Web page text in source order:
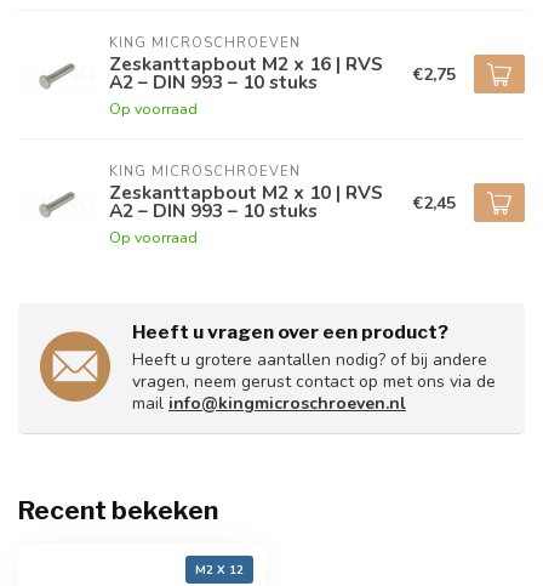
KING MICROSCHROEVEN
Zeskanttapbout M2 x 16 | RVS
A2 – DIN 993 – 10 stuks
Op voorraad
€2,75
KING MICROSCHROEVEN
Zeskanttapbout M2 x 10 | RVS
A2 – DIN 993 – 10 stuks
Op voorraad
€2,45
Heeft u vragen over een product?
Heeft u grotere aantallen nodig? of bij andere
vragen, neem gerust contact op met ons via de
mail info@kingmicroschroeven.nl
Recent bekeken
M2 X 12